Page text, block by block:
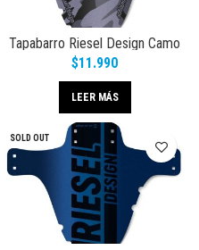
Tapabarro Riesel Design Camo
$11.990
LEER MÁS
SOLD OUT